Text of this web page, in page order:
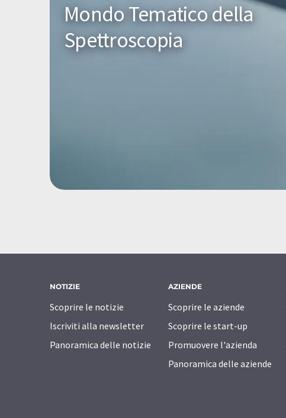
Mondo Tematico della
Spettroscopia
NOTIZIE
Scoprire le notizie
Iscriviti alla newsletter
Panoramica delle notizie
AZIENDE
Scoprire le aziende
Scoprire le start-up
Promuovere l'azienda
Panoramica delle aziende